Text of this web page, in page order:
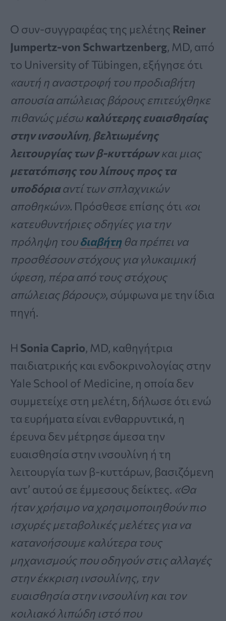
Ο συν-συγγραφέας της μελέτης Reiner
Jumpertz-von Schwartzenberg, MD, από
το University of Tübingen, εξήγησε ότι
«αυτή η αναστροφή του προδιαβήτη
απουσία απώλειας βάρους επιτεύχθηκε
πιθανώς μέσω καλύτερης ευαισθησίας
στην ινσουλίνη, βελτιωμένης
λειτουργίας των β-κυττάρωνκαι μιας
μετατόπισης του λίπους προς τα
υποδόριααντί των σπλαχνικών
αποθηκών». Πρόσθεσε επίσης ότι «οι
κατευθυντήριες οδηγίες για την
πρόληψη τουδιαβήτηθα πρέπει να
προσθέσουν στόχους για γλυκαιμική
ύφεση, πέρα από τους στόχους
απώλειας βάρους», σύμφωνα με την ίδια
πηγή.
Η Sonia Caprio, MD, καθηγήτρια
παιδιατρικής και ενδοκρινολογίας στην
Yale School of Medicine, η οποία δεν
συμμετείχε στη μελέτη, δήλωσε ότι ενώ
τα ευρήματα είναι ενθαρρυντικά, η
έρευνα δεν μέτρησε άμεσα την
ευαισθησία στην ινσουλίνη ή τη
λειτουργία των β-κυττάρων, βασιζόμενη
αντ’ αυτού σε έμμεσους δείκτες. «Θα
ήταν χρήσιμο να χρησιμοποιηθούν πιο
ισχυρές μεταβολικές μελέτες για να
κατανοήσουμε καλύτερα τους
μηχανισμούς που οδηγούν στις αλλαγές
στην έκκριση ινσουλίνης, την
ευαισθησία στην ινσουλίνη και τον
κοιλιακό λιπώδη ιστό που